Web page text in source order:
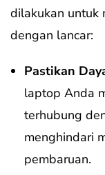
dilakukan untuk
dengan lancar:
Pastikan
laptop Anda
terhubung
menghindari
pembaruan.